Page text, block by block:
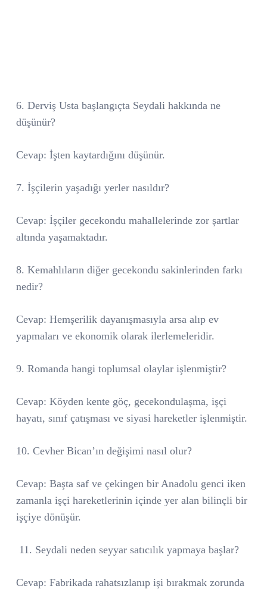
6. Derviş Usta başlangıçta Seydali hakkında ne
düşünür?
Cevap: İşten kaytardığını düşünür.
7. İşçilerin yaşadığı yerler nasıldır?
Cevap: İşçiler gecekondu mahallelerinde zor şartlar
altında yaşamaktadır.
8. Kemahlıların diğer gecekondu sakinlerinden farkı
nedir?
Cevap: Hemşerilik dayanışmasıyla arsa alıp ev
yapmaları ve ekonomik olarak ilerlemeleridir.
9. Romanda hangi toplumsal olaylar işlenmiştir?
Cevap: Köyden kente göç, gecekondulaşma, işçi
hayatı, sınıf çatışması ve siyasi hareketler işlenmiştir.
10. Cevher Bican’ın değişimi nasıl olur?
Cevap: Başta saf ve çekingen bir Anadolu genci iken
zamanla işçi hareketlerinin içinde yer alan bilinçli bir
işçiye dönüşür.
11. Seydali neden seyyar satıcılık yapmaya başlar?
Cevap: Fabrikada rahatsızlanıp işi bırakmak zorunda